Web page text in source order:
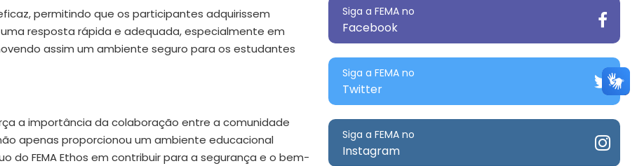
permitindo que os participantes adquirissem
resposta rápida e adequada, especialmente em
assim um ambiente seguro para os estudantes
a importância da colaboração entre a comunidade
apenas proporcionou um ambiente educacional
FEMA Ethos em contribuir para a segurança e o bem-
Siga a FEMA no
Facebook
Siga a FEMA no
Twitter
Siga a FEMA no
Instagram